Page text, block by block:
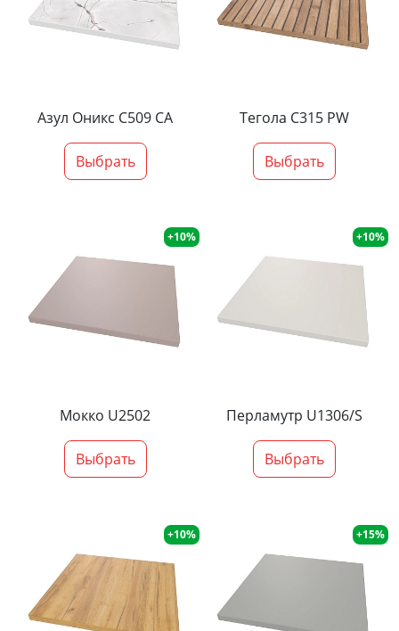
Азул Оникс С509 СА
Выбрать
Тегола С315 PW
Выбрать
+10%
Мокко U2502
Выбрать
+10%
Перламутр U1306/S
Выбрать
+10% +15%